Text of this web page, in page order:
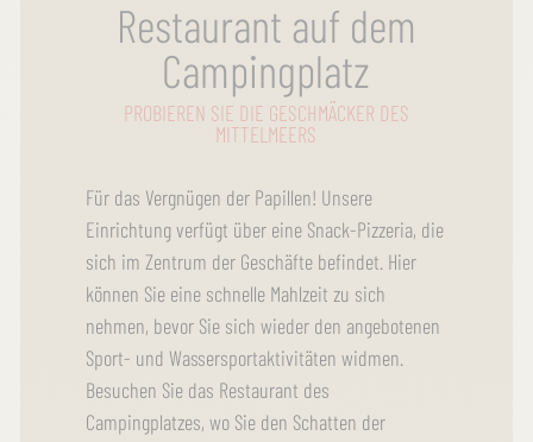
Restaurant auf dem
Campingplatz
PROBIEREN SIE DIE GESCHMÄCKER DES
MITTELMEERS
Für das Vergnügen der Papillen! Unsere
Einrichtung verfügt über eine Snack-Pizzeria, die
sich im Zentrum der Geschäfte befindet. Hier
können Sie eine schnelle Mahlzeit zu sich
nehmen, bevor Sie sich wieder den angebotenen
Sport- und Wassersportaktivitäten widmen.
Besuchen Sie das Restaurant des
Campingplatzes, wo Sie den Schatten der